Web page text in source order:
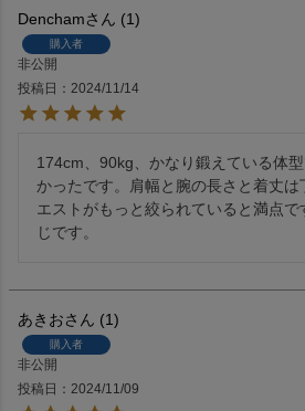
Dencham 1
購入者
非公開
投稿日
2024/11/14
174cm、90kg、かなり鍛えている体
かったです。肩幅と腕の長さと着丈は
エストがもっと絞られていると満点
じです。
あきお 1
購入者
非公開
投稿日
2024/11/09